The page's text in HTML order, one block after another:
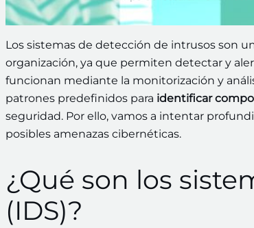
Los sistemas de detección de intrusos son
organización, ya que permiten detectar y
funcionan mediante la monitorización y
patrones predefinidos para identificar
seguridad. Por ello, vamos a intentar
posibles amenazas cibernéticas.
¿Qué son los
(IDS)?